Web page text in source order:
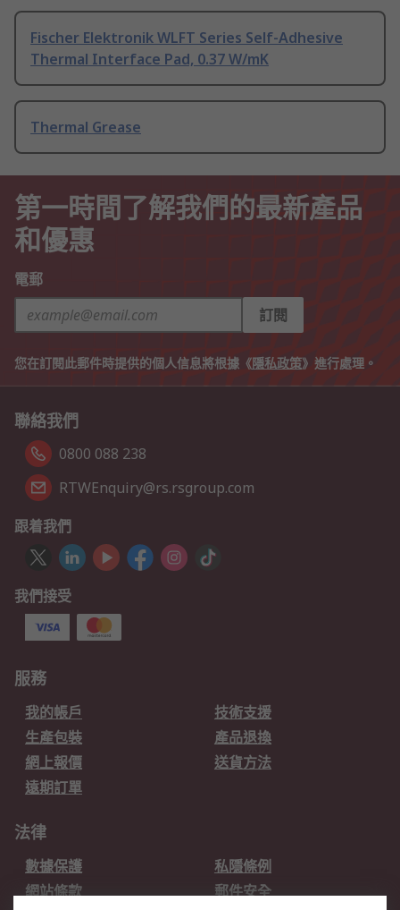
Fischer Elektronik WLFT Series Self-Adhesive
Thermal Interface Pad, 0.37 W/mK
Thermal Grease
第一時間了解我們的最新產品
和優惠
電郵
訂閱
您在訂閱此郵件時提供的個人信息將根據《隱私政策》進行處理。
聯絡我們
0800 088 238
RTWEnquiry@rs.rsgroup.com
跟着我們
我們接受
服務
我的帳戶
技術支援
生產包裝
產品退換
網上報價
送貨方法
遠期訂單
法律
數據保護
私隱條例
網站條款
郵件安全